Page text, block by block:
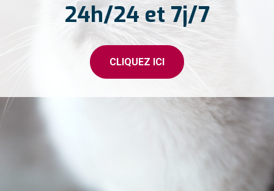
24h/24 et 7j/7
CLIQUEZ ICI